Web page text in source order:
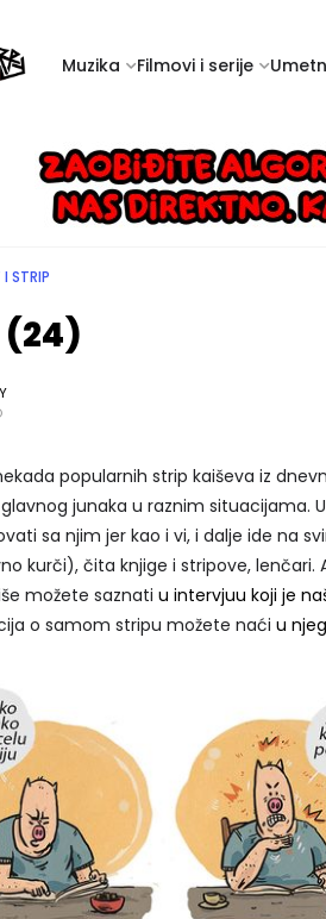
Muzika Filmovi i serije
STRIP
(24)
popularnih strip kaiševa iz
junaka u raznim situacijama.
sa njim jer kao i vi, i dalje ide na
kurči), čita knjige i stripove, lenčari.
možete saznati u intervjuu koji je
o samom stripu možete naći u